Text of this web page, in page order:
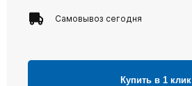
Самовывоз сегодня
Купить в 1 клик